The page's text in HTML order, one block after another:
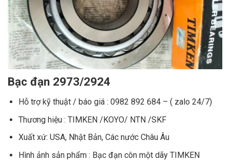
Bạc đạn 2973/2924
Hỗ trợ kỹ thuật / báo giá : 0982 892 684 – ( zalo 24/7)
Thương hiệu : TIMKEN /KOYO/ NTN /SKF
Xuất xứ: USA, Nhật Bản, Các nước Châu Âu
Hình ảnh sản phẩm : Bạc đạn côn một dãy TIMKEN